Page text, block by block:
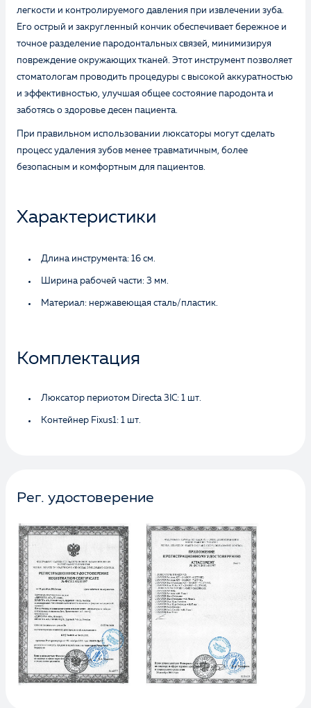
легкости и контролируемого давления при извлечении зуба.
Его острый и закругленный кончик обеспечивает бережное и
точное разделение пародонтальных связей, минимизируя
повреждение окружающих тканей. Этот инструмент позволяет
стоматологам проводить процедуры с высокой аккуратностью
и эффективностью, улучшая общее состояние пародонта и
заботясь о здоровье десен пациента.
При правильном использовании люксаторы могут сделать
процесс удаления зубов менее травматичным, более
безопасным и комфортным для пациентов.
Характеристики
Длина инструмента: 16 см.
Ширина рабочей части: 3 мм.
Материал: нержавеющая сталь/пластик.
Комплектация
Люксатор периотом Directa 3IC: 1 шт.
Контейнер Fixus1: 1 шт.
Рег. удостоверение